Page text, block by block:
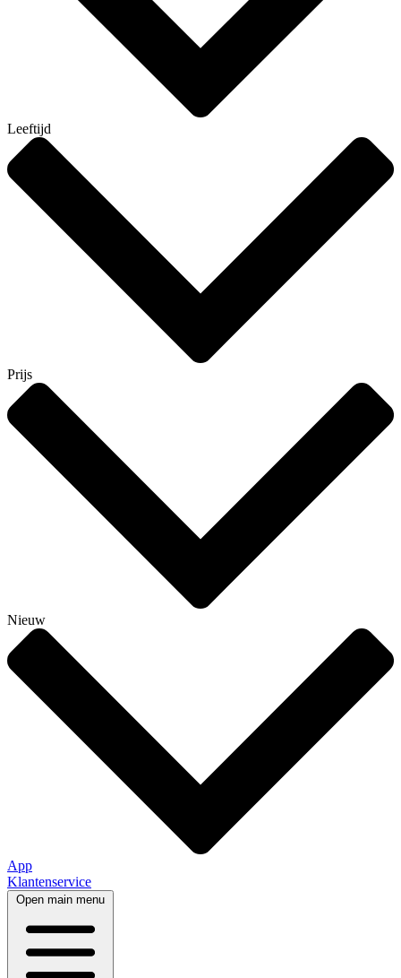
Leeftijd
Prijs
Nieuw
App
Klantenservice
Open main menu